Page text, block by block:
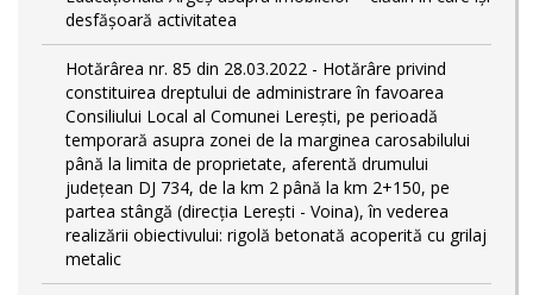
desfășoară activitatea
Hotărârea nr. 85 din 28.03.2022 - Hotărâre privind
constituirea dreptului de administrare în favoarea
Consiliului Local al Comunei Lerești, pe perioadă
temporară asupra zonei de la marginea carosabilului
până la limita de proprietate, aferentă drumului
județean DJ 734, de la km 2 până la km 2+150, pe
partea stângă (direcția Lerești - Voina), în vederea
realizării obiectivului: rigolă betonată acoperită cu grilaj
metalic